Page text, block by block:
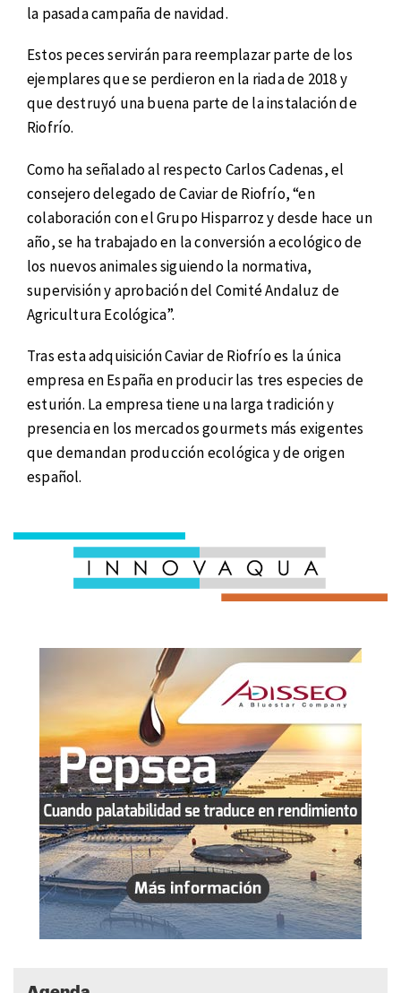
la pasada campaña de navidad.
Estos peces servirán para reemplazar parte de los
ejemplares que se perdieron en la riada de 2018 y
que destruyó una buena parte de la instalación de
Riofrío.
Como ha señalado al respecto Carlos Cadenas, el
consejero delegado de Caviar de Riofrío, “en
colaboración con el Grupo Hisparroz y desde hace un
año, se ha trabajado en la conversión a ecológico de
los nuevos animales siguiendo la normativa,
supervisión y aprobación del Comité Andaluz de
Agricultura Ecológica”.
Tras esta adquisición Caviar de Riofrío es la única
empresa en España en producir las tres especies de
esturión. La empresa tiene una larga tradición y
presencia en los mercados gourmets más exigentes
que demandan producción ecológica y de origen
español.